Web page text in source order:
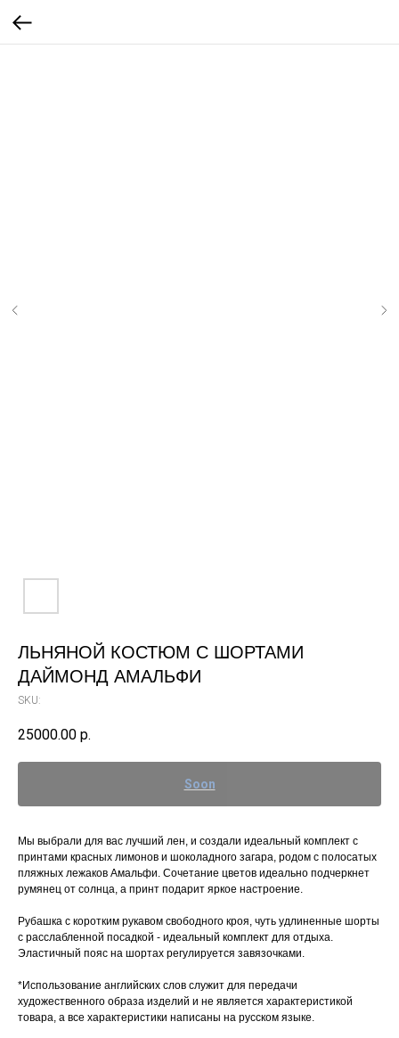
ЛЬНЯНОЙ КОСТЮМ С ШОРТАМИ
ДАЙМОНД АМАЛЬФИ
SKU:
25000.00 р.
Мы выбрали для вас лучший лен, и создали идеальный комплект с
принтами красных лимонов и шоколадного загара, родом с полосатых
пляжных лежаков Амальфи. Сочетание цветов идеально подчеркнет
румянец от солнца, а принт подарит яркое настроение.
Рубашка с коротким рукавом свободного кроя, чуть удлиненные шорты
с расслабленной посадкой - идеальный комплект для отдыха.
Эластичный пояс на шортах регулируется завязочками.
*Использование английских слов служит для передачи
художественного образа изделий и не является характеристикой
товара, а все характеристики написаны на русском языке.